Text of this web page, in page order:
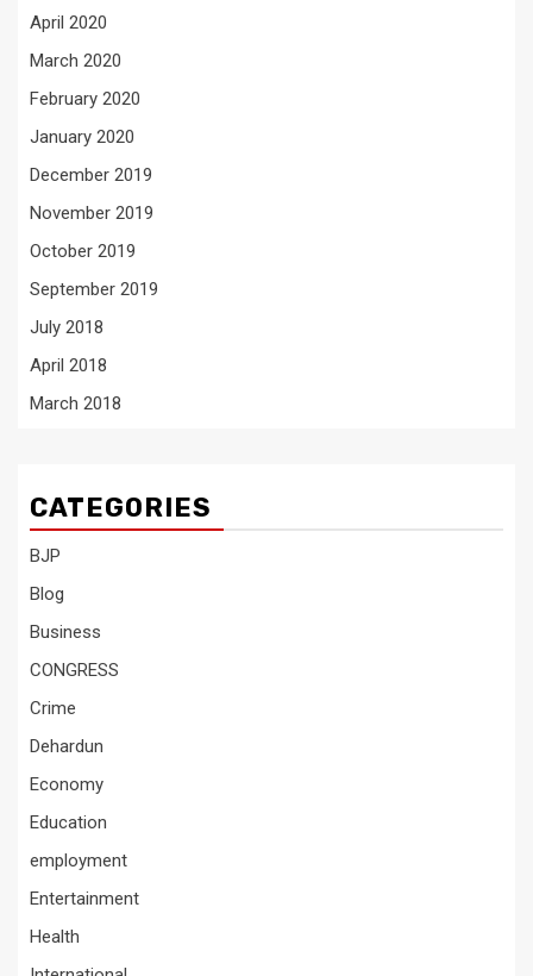
April 2020
March 2020
February 2020
January 2020
December 2019
November 2019
October 2019
September 2019
July 2018
April 2018
March 2018
CATEGORIES
BJP
Blog
Business
CONGRESS
Crime
Dehardun
Economy
Education
employment
Entertainment
Health